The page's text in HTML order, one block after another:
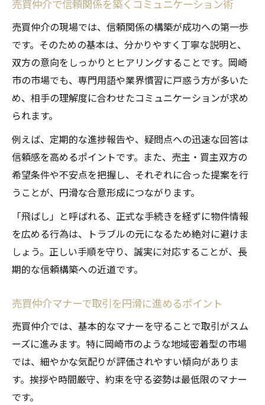
売買仲介で信頼関係を築くコミュニケーション術
売買仲介の現場では、信頼関係の構築が成功への第一歩
です。そのための基本は、分かりやすく丁寧な説明と、
双方の意向をしっかりとヒアリングすることです。岡崎
市の市場でも、専門用語や業界慣習に戸惑う方が多いた
め、相手の理解度に合わせたコミュニケーションが求め
られます。
例えば、定期的な進捗報告や、疑問点への迅速な回答は
信頼感を高めるポイントです。また、売主・買主双方の
希望条件や不安点を把握し、それぞれに合った提案を行
うことが、円滑な合意形成につながります。
「飛ばし」と呼ばれる、正式な手続きを経ずに物件情報
を広める行為は、トラブルの元になるため絶対に避けま
しょう。正しい手順を守り、誠実に対応することが、長
期的な信頼構築への近道です。
売買仲介マナーで取引を円滑に進めるポイント
売買仲介では、基本的なマナーを守ることで取引がスム
ーズに進みます。特に岡崎市のような地域密着型の市場
では、細やかな気配りが評価されやすい傾向がありま
す。挨拶や時間厳守、約束を守る姿勢は最低限のマナー
です。